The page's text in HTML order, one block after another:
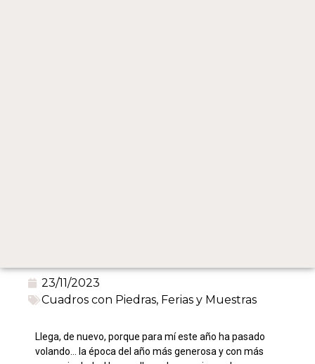
23/11/2023
Cuadros con Piedras, Ferias y Muestras
Llega, de nuevo, porque para mí este año ha pasado
volando… la época del año más generosa y con más